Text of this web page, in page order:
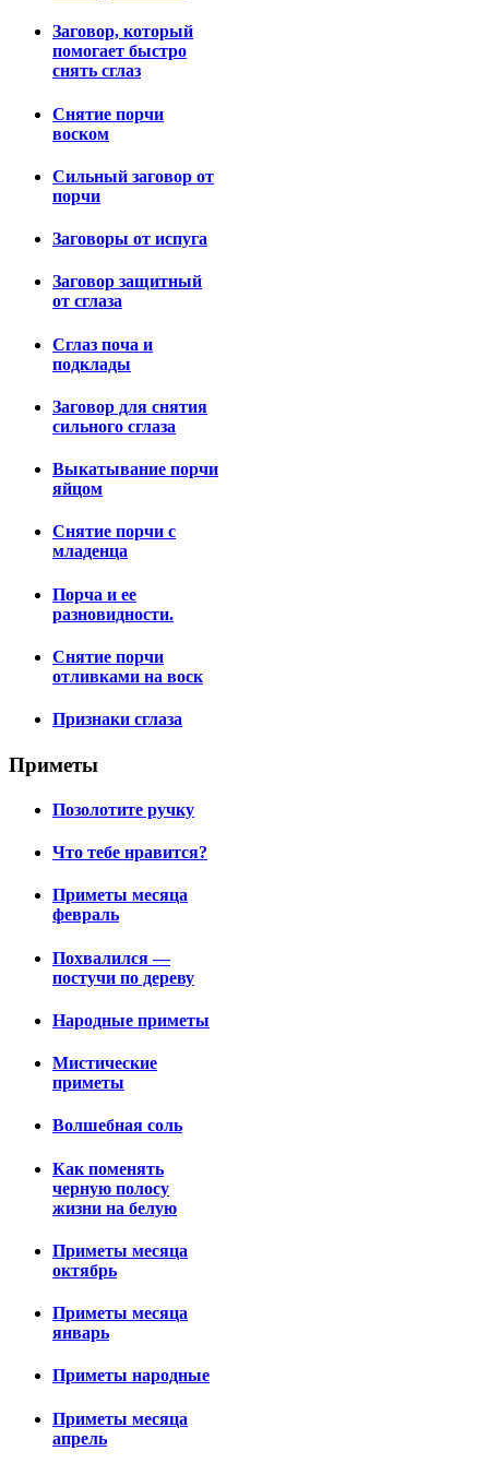
Заговор, который
помогает быстро
снять сглаз
Снятие порчи
воском
Сильный заговор от
порчи
Заговоры от испуга
Заговор защитный
от сглаза
Сглаз поча и
подклады
Заговор для снятия
сильного сглаза
Выкатывание порчи
яйцом
Снятие порчи с
младенца
Порча и ее
разновидности.
Снятие порчи
отливками на воск
Признаки сглаза
Приметы
Позолотите ручку
Что тебе нравится?
Приметы месяца
февраль
Похвалился —
постучи по дереву
Народные приметы
Мистические
приметы
Волшебная соль
Как поменять
черную полосу
жизни на белую
Приметы месяца
октябрь
Приметы месяца
январь
Приметы народные
Приметы месяца
апрель